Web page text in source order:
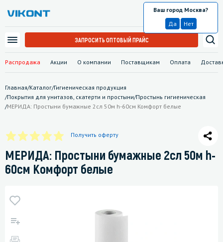
Распродажа Акции О компании Поставщикам Оплата
Москва
Ваш город Москва?
Да
Нет
ЗАПРОСИТЬ ОПТОВЫЙ ПРАЙС
Главная/Каталог/Гигиеническая продукция
/Покрытия для унитазов, скатерти и простыни/Простынь гигиеническая
/МЕРИДА: Простыни бумажные 2сл 50м h-60см Комфорт белые
Получить оферту
МЕРИДА: Простыни бумажные 2сл 50м h-
60см Комфорт белые